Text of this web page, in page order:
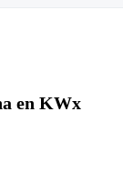
en KWx